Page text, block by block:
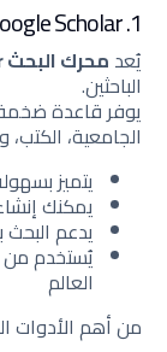
يُعدمحرك البحث Google Scholar
الباحثين.
يوفر قاعدة ضخمة
الجامعية، الكتب،
يتميز
يمكنك
يدعم البحث
يُستخدم من
العالم
من أهم الأدوات